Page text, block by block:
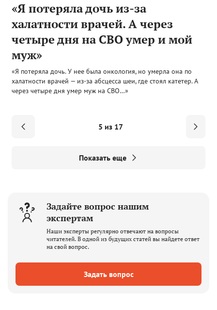
«Я потеряла дочь из-за
халатности врачей. А через
четыре дня на СВО умер и мой
муж»
«Я потеряла дочь. У нее была онкология, но умерла она по
халатности врачей — из-за абсцесса шеи, где стоял катетер. А
через четыре дня умер муж на СВО…»
5 из 17
Показать еще
Задайте вопрос нашим
экспертам
Наши эксперты регулярно отвечают на вопросы
читателей. В одной из будущих статей вы найдете ответ
на свой вопрос.
Задать вопрос